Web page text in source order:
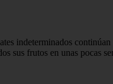
indeterminados
sus frutos en unas pocas